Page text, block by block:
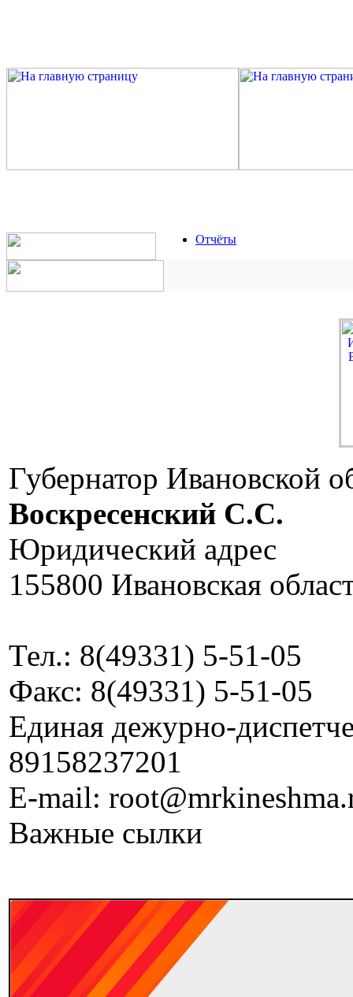
Отчёты
Губернатор Ивановской
Воскресенский C.C.
Юридический адрес
155800 Ивановская
Тел.: 8(49331) 5-51-05
Факс: 8(49331) 5-51-05
Единая дежурно-
89158237201
E-mail:
Важные сылки